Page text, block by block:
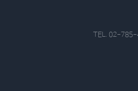
TEL. 02-785-